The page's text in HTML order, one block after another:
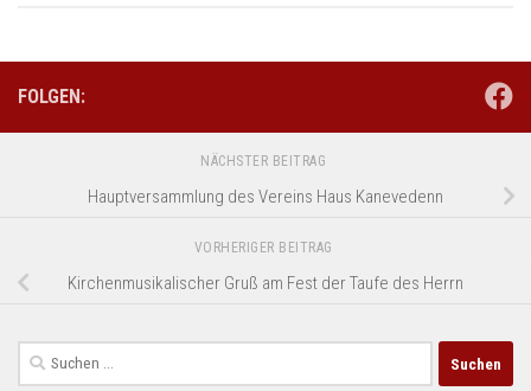
FOLGEN:
NÄCHSTER BEITRAG
Hauptversammlung des Vereins Haus Kanevedenn
VORHERIGER BEITRAG
Kirchenmusikalischer Gruß am Fest der Taufe des Herrn
Suchen
nach: